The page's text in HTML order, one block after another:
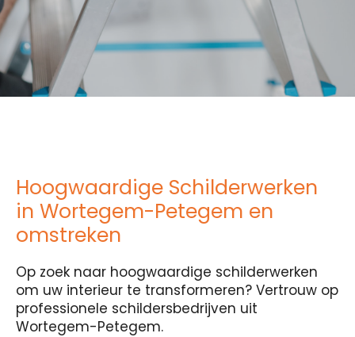
Hoogwaardige Schilderwerken
in Wortegem-Petegem en
omstreken
Op zoek naar hoogwaardige schilderwerken
om uw interieur te transformeren? Vertrouw op
professionele schildersbedrijven uit
Wortegem-Petegem.